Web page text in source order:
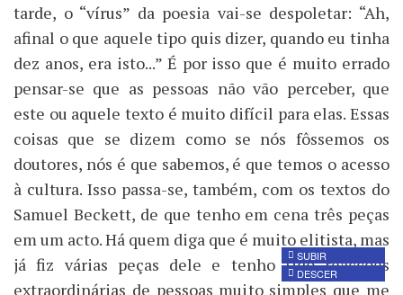
tarde, o “vírus” da poesia vai-se despoletar: “Ah,
afinal o que aquele tipo quis dizer, quando eu tinha
dez anos, era isto...” É por isso que é muito errado
pensar-se que as pessoas não vão perceber, que
este ou aquele texto é muito difícil para elas. Essas
coisas que se dizem como se nós fôssemos os
doutores, nós é que sabemos, é que temos o acesso
à cultura. Isso passa-se, também, com os textos do
Samuel Beckett, de que tenho em cena três peças
em um acto. Há quem diga que é muito elitista, mas
já fiz várias peças dele e tenho tido reacções
extraordinárias de pessoas muito simples que me
SUBIR
DESCER